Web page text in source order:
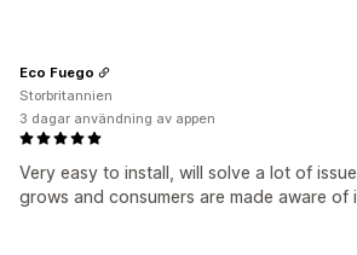
Very easy to install, will solve a lot of
grows and consumers are made aware of
Eco Fuego
Storbritannien
3 dagar användning av appen